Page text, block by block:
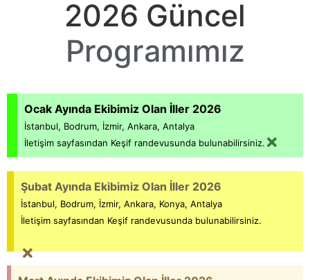
2026 Güncel
Programımız
Ocak Ayında Ekibimiz Olan İller 2026
İstanbul, Bodrum, İzmir, Ankara, Antalya
İletişim sayfasından Keşif randevusunda bulunabilirsiniz.
Şubat Ayında Ekibimiz Olan İller 2026
İstanbul, Bodrum, İzmir, Ankara, Konya, Antalya
İletişim sayfasından Keşif randevusunda bulunabilirsiniz.